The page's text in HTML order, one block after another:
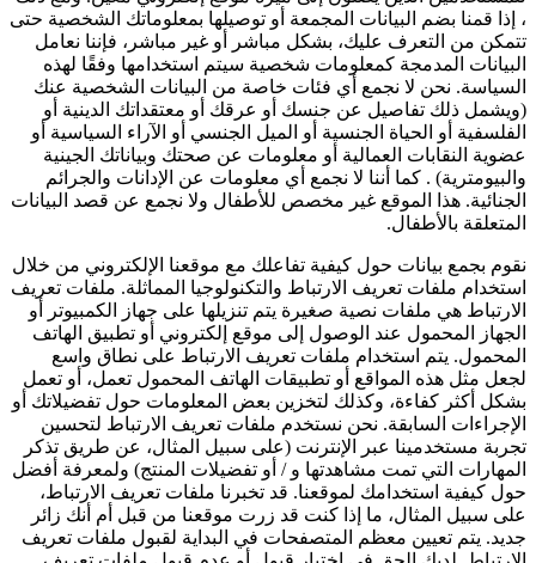
، إذا قمنا بضم البيانات المجمعة أو توصيلها بمعلوماتك الشخصية حتى
تتمكن من التعرف عليك، بشكل مباشر أو غير مباشر، فإننا نعامل
البيانات المدمجة كمعلومات شخصية سيتم استخدامها وفقًا لهذه
السياسة. نحن لا نجمع أي فئات خاصة من البيانات الشخصية عنك
(ويشمل ذلك تفاصيل عن جنسك أو عرقك أو معتقداتك الدينية أو
الفلسفية أو الحياة الجنسية أو الميل الجنسي أو الآراء السياسية أو
عضوية النقابات العمالية أو معلومات عن صحتك وبياناتك الجينية
والبيومترية) . كما أننا لا نجمع أي معلومات عن الإدانات والجرائم
الجنائية. هذا الموقع غير مخصص للأطفال ولا نجمع عن قصد البيانات
المتعلقة بالأطفال.
نقوم بجمع بيانات حول كيفية تفاعلك مع موقعنا الإلكتروني من خلال
استخدام ملفات تعريف الارتباط والتكنولوجيا المماثلة. ملفات تعريف
الارتباط هي ملفات نصية صغيرة يتم تنزيلها على جهاز الكمبيوتر أو
الجهاز المحمول عند الوصول إلى موقع إلكتروني أو تطبيق الهاتف
المحمول. يتم استخدام ملفات تعريف الارتباط على نطاق واسع
لجعل مثل هذه المواقع أو تطبيقات الهاتف المحمول تعمل، أو تعمل
بشكل أكثر كفاءة، وكذلك لتخزين بعض المعلومات حول تفضيلاتك أو
الإجراءات السابقة. نحن نستخدم ملفات تعريف الارتباط لتحسين
تجربة مستخدمينا عبر الإنترنت (على سبيل المثال، عن طريق تذكر
المهارات التي تمت مشاهدتها و / أو تفضيلات المنتج) ولمعرفة أفضل
حول كيفية استخدامك لموقعنا. قد تخبرنا ملفات تعريف الارتباط،
على سبيل المثال، ما إذا كنت قد زرت موقعنا من قبل أم أنك زائر
جديد. يتم تعيين معظم المتصفحات في البداية لقبول ملفات تعريف